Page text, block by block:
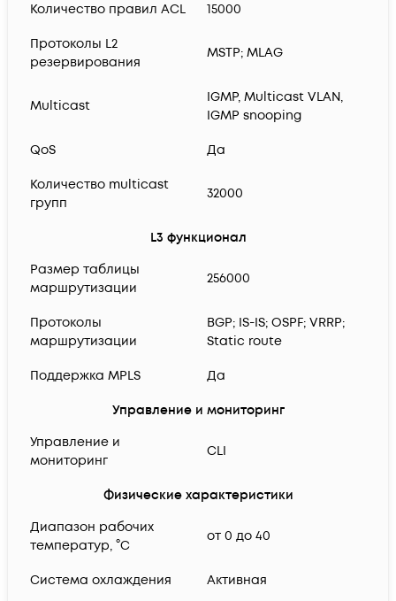
Количество правил ACL 15000
Протоколы L2
резервирования
MSTP; MLAG
Multicast
IGMP, Multicast VLAN,
IGMP snooping
QoS Да
Количество multicast
групп
32000
L3 функционал
Размер таблицы
маршрутизации
256000
Протоколы
маршрутизации
BGP; IS-IS; OSPF; VRRP;
Static route
Поддержка MPLS Да
Управление и мониторинг
Управление и
мониторинг
CLI
Физические характеристики
Диапазон рабочих
температур, °C
от 0 до 40
Система охлаждения Активная